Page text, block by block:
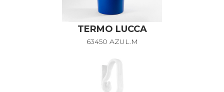
TERMO LUCCA
63450 AZUL.M